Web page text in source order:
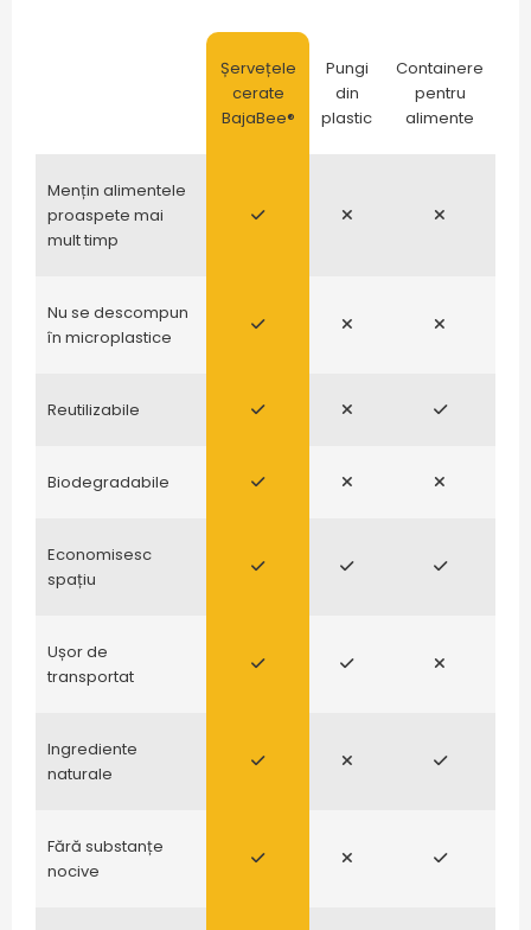
Șervețele
cerate
BajaBee®
Pungi
din
plastic
Containere
pentru
alimente
Mențin alimentele
proaspete mai
mult timp
Nu se descompun
în microplastice
Reutilizabile
Biodegradabile
Economisesc
spațiu
Ușor de
transportat
Ingrediente
naturale
Fără substanțe
nocive